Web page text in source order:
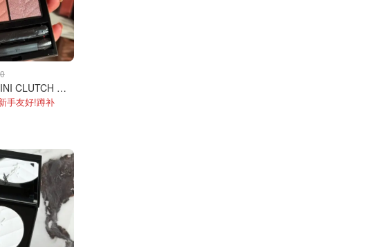
COUTURE MINI CLUTCH 情人节限定眼影126
手友好!蹲补